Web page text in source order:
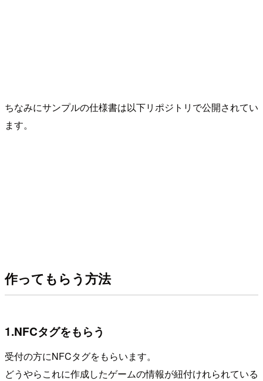
ちなみにサンプルの仕様書は以下リポジトリで公開されてい
ます。
作ってもらう方法
1.NFCタグをもらう
受付の方にNFCタグをもらいます。
どうやらこれに作成したゲームの情報が紐付けれられている